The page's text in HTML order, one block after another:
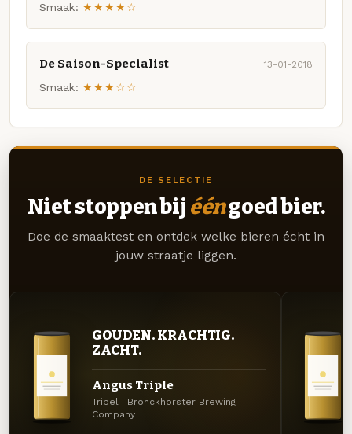
Smaak: ★★★★☆
De Saison-Specialist 13-01-2018
Smaak: ★★★☆☆
DE SELECTIE
Niet stoppen bij ééngoed bier.
Doe de smaaktest en ontdek welke bieren écht in
jouw straatje liggen.
GOUDEN. KRACHTIG.
ZACHT.
Angus Triple
Tripel · Bronckhorster Brewing
Company